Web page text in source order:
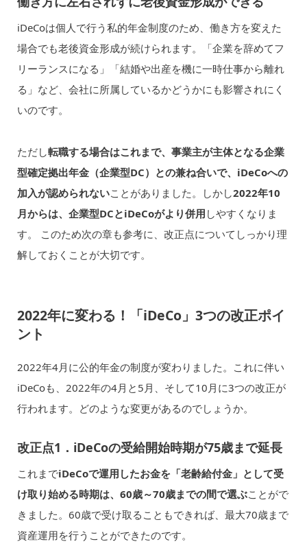
iDeCoは個人で行う私的年金制度のため、働き方を変えた
場合でも老後資金形成が続けられます。「企業を辞めてフ
リーランスになる」「結婚や出産を機に一時仕事から離れ
る」など、会社に所属しているかどうかにも影響されにく
いのです。
ただし転職する場合はこれまで、事業主が主体となる企業
型確定拠出年金（企業型DC）との兼ね合いで、iDeCoへの
加入が認められないことがありました。しかし2022年10
月からは、企業型DCとiDeCoがより併用 しやすくなりま
す。 このため次の章も参考に、改正点についてしっかり理
解しておくことが大切です。
2022年に変わる！「iDeCo」3つの改正ポイ
ント
2022年4月に公的年金の制度が変わりました。これに伴い
iDeCoも、2022年の4月と5月、そして10月に3つの改正が
行われます。どのような変更があるのでしょうか。
改正点1．iDeCoの受給開始時期が75歳まで延長
これまでiDeCoで運用したお金を「老齢給付金」として受
け取り始める時期は、60歳～70歳までの間で選ぶことがで
きました。60歳で受け取ることもできれば、最大70歳まで
資産運用を行うことができたのです。